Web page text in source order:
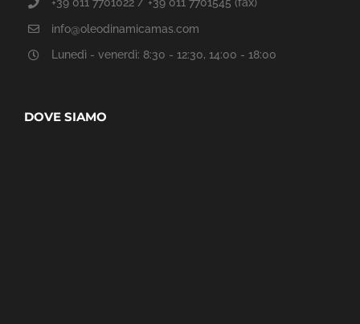
info@oleodinamicamas.com
Lunedì - venerdì: 8:30 - 12:30, 14:00 - 18:00
DOVE SIAMO